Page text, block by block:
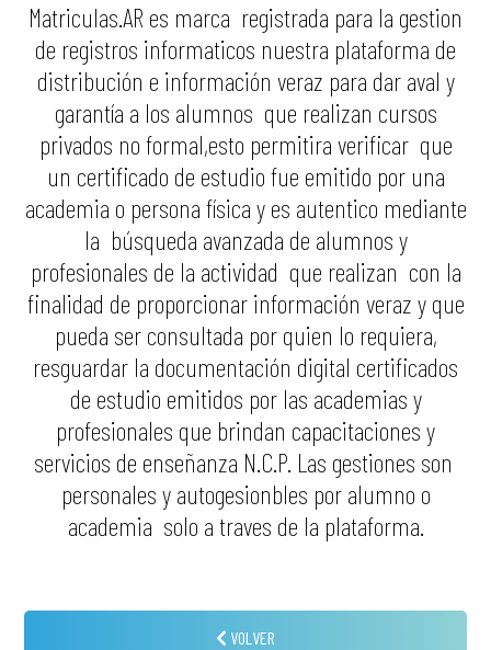
Matriculas.AR es marca registrada para la gestion
de registros informaticos nuestra plataforma de
distribución e información veraz para dar aval y
garantía a los alumnos que realizan cursos
privados no formal,esto permitira verificar que
un certificado de estudio fue emitido por una
academia o persona física y es autentico mediante
la búsqueda avanzada de alumnos y
profesionales de la actividad que realizan con la
finalidad de proporcionar información veraz y que
pueda ser consultada por quien lo requiera,
resguardar la documentación digital certificados
de estudio emitidos por las academias y
profesionales que brindan capacitaciones y
servicios de enseñanza N.C.P. Las gestiones son
personales y autogesionbles por alumno o
academia solo a traves de la plataforma.
VOLVER